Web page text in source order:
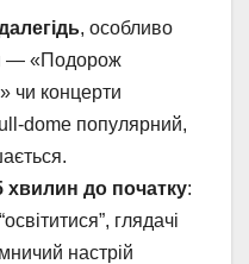
, особливо
— «Подорож
чи концерти
популярний,
хвилин до початку:
глядачі
настрій